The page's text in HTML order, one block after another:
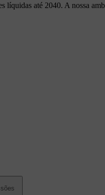
líquidas até 2040. A nossa